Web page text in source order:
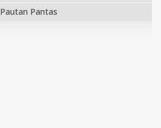
Pautan Pantas